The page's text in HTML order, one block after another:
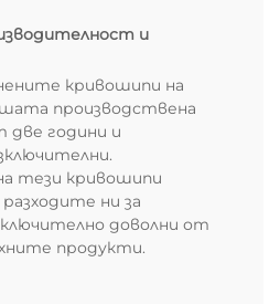
и
кривошипи на
производствена
две години и
тези кривошипи
ни за
доволни от
продукти.